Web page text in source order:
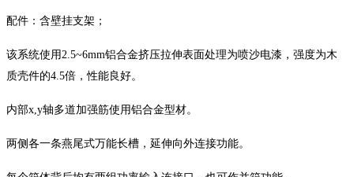
配件：含壁挂支架；
该系统使用 2.5~6mm铝合金挤压拉伸表面处理为喷沙电漆，强度为木
质壳件的4.5倍，性能良好。
内部x,y轴多道加强筋使用铝合金型材。
两侧各一条燕尾式万能长槽，延伸向外连接功能。